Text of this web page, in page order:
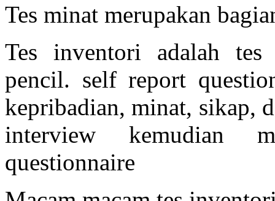
Tes minat merupakan
Tes inventori adalah tes
pencil. self report
kepribadian, minat, sikap,
interview kemudian
questionnaire